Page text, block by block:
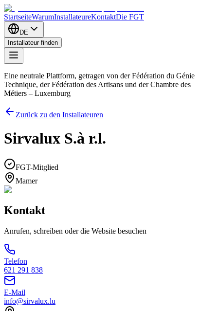
StartseiteWarumInstallateureKontaktDie FGT
DE
Installateur finden
Eine neutrale Plattform, getragen von der Fédération du Génie
Technique, der Fédération des Artisans und der Chambre des
Métiers – Luxemburg
Zurück zu den Installateuren
Sirvalux S.à r.l.
FGT-Mitglied
Mamer
Kontakt
Anrufen, schreiben oder die Website besuchen
Telefon
621 291 838
E-Mail
info@sirvalux.lu